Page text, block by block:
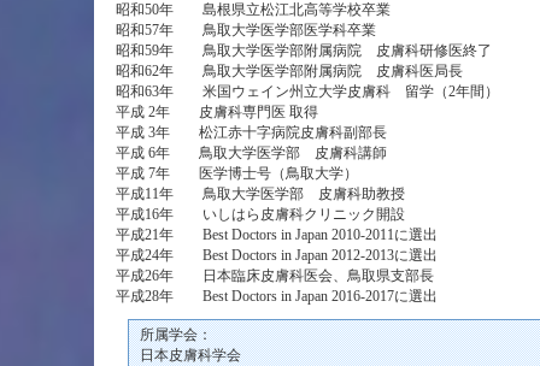
昭和50年 島根県立松江北高等学校卒業
昭和57年 鳥取大学医学部医学科卒業
昭和59年 鳥取大学医学部附属病院 皮膚科研修医終了
昭和62年 鳥取大学医学部附属病院 皮膚科医局長
昭和63年 米国ウェイン州立大学皮膚科 留学（2年間）
平成 2年 皮膚科専門医 取得
平成 3年 松江赤十字病院皮膚科副部長
平成 6年 鳥取大学医学部 皮膚科講師
平成 7年 医学博士号（鳥取大学）
平成11年 鳥取大学医学部 皮膚科助教授
平成16年 いしはら皮膚科クリニック開設
平成21年 Best Doctors in Japan 2010-2011に選出
平成24年 Best Doctors in Japan 2012-2013に選出
平成26年 日本臨床皮膚科医会、鳥取県支部長
平成28年 Best Doctors in Japan 2016-2017に選出
所属学会：
日本皮膚科学会